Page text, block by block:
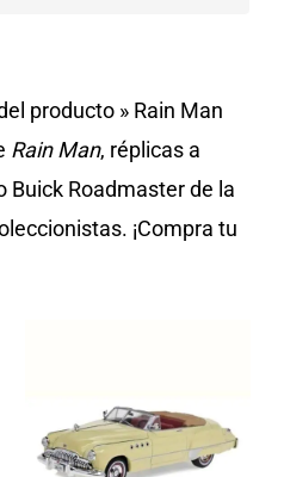
producto» Rain Man
Rain Man, réplicas a
Roadmaster de la
¡Compra tu